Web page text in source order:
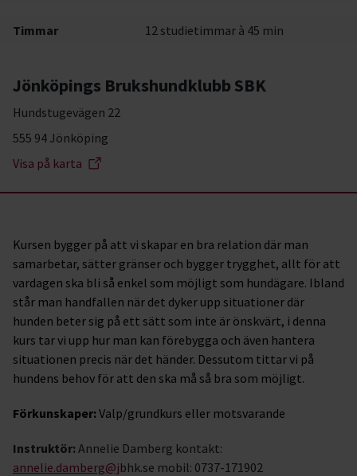
Timmar 12 studietimmar à 45 min
Jönköpings Brukshundklubb SBK
Hundstugevägen 22
555 94 Jönköping
Visa på karta
Kursen bygger på att vi skapar en bra relation där man
samarbetar, sätter gränser och bygger trygghet, allt för att
vardagen ska bli så enkel som möjligt som hundägare. Ibland
står man handfallen när det dyker upp situationer där
hunden beter sig på ett sätt som inte är önskvärt, i denna
kurs tar vi upp hur man kan förebygga och även hantera
situationen precis när det händer. Dessutom tittar vi på
hundens behov för att den ska må så bra som möjligt.
Förkunskaper:Valp/grundkurs eller motsvarande
Instruktör: Annelie Damberg kontakt:
annelie.damberg@jbhk.se mobil: 0737-171902